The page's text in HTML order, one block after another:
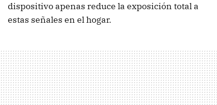
dispositivo apenas reduce la exposición total a
estas señales en el hogar.